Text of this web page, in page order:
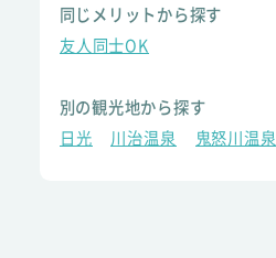
同じメリットから探す
友人同士OK
別の観光地から探す
日光
川治温泉 鬼怒川温泉